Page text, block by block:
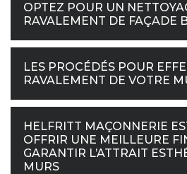
OPTEZ POUR UN
RAVALEMENT DE FAÇADE
LES PROCÉDÉS POUR
RAVALEMENT DE VOTRE
HELFRITT MAÇONNERIE
OFFRIR UNE MEILLEURE
GARANTIR L’ATTRAIT
MURS